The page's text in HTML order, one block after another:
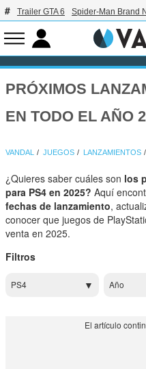
Trailer GTA 6 Spider-Man Brand
PRÓXIMOS
EN TODO EL AÑO
VANDAL JUEGOS LANZAMIENTOS
¿Quieres saber cuáles son los
para PS4 en 2025? Aquí
fechas de lanzamiento,
conocer que juegos de
venta en 2025.
Filtros
PS4 Año